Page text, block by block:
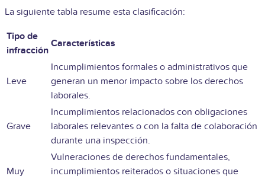
La siguiente tabla resume esta clasificación:
Tipo de
infracción
Características
Leve
Incumplimientos formales o administrativos que
generan un menor impacto sobre los derechos
laborales.
Grave
Incumplimientos relacionados con obligaciones
laborales relevantes o con la falta de colaboración
durante una inspección.
Muy
Vulneraciones de derechos fundamentales,
incumplimientos reiterados o situaciones que